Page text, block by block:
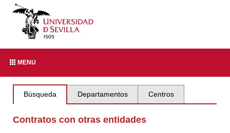
MENU
Búsqueda Departamentos Centros
Contratos con otras entidades